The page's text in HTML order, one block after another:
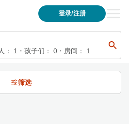
登录/注册
： 1 ・孩子们： 0 ・房间： 1
筛选
列表Tabist 酒店与日式旅馆官方网